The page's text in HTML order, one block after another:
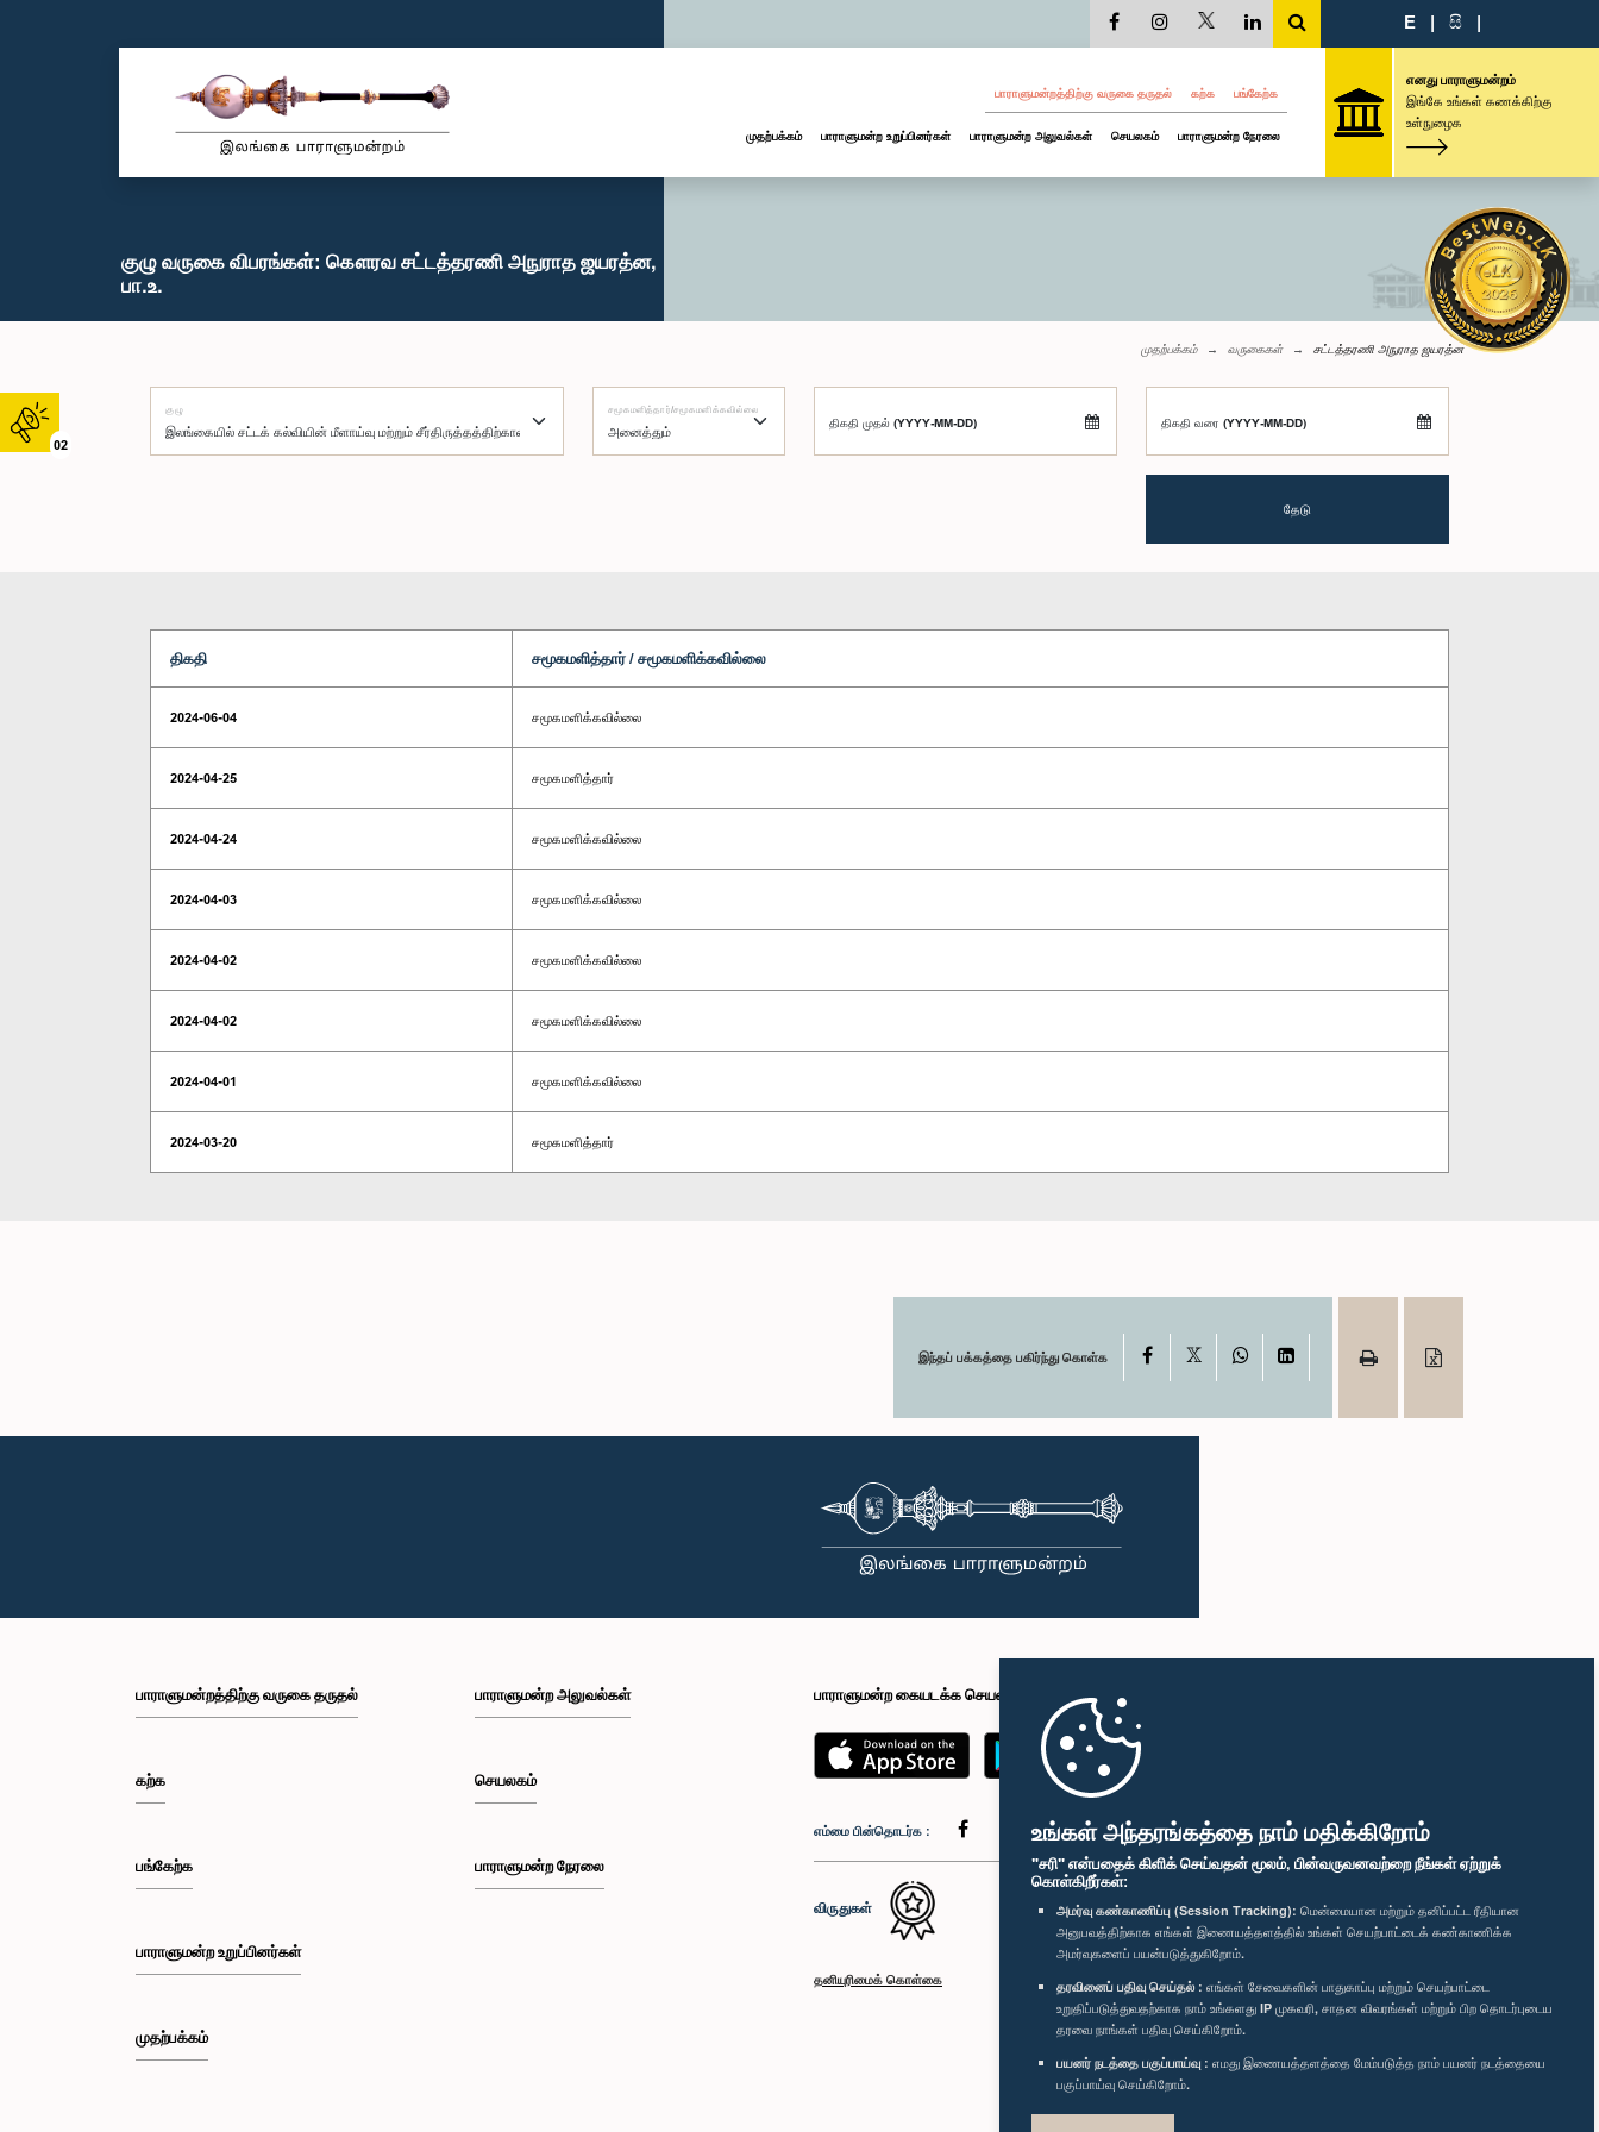
உங்கள் அந்தரங்கத்தை நாம் மதிக்கிறோம்
"சரி" என்பதைக் கிளிக் செய்வதன் மூலம், பின்வருவனவற்றை நீங்கள் ஏற்றுக்
கொள்கிறீர்கள்:
அமர்வு கண்காணிப்பு (Session Tracking): மென்மையான மற்றும் தனிப்பட்ட ரீதியான
அனுபவத்திற்காக எங்கள் இணையத்தளத்தில் உங்கள் செயற்பாட்டைக் கண்காணிக்க
அமர்வுகளைப் பயன்படுத்துகிறோம்.
தரவினைப் பதிவு செய்தல் : எங்கள் சேவைகளின் பாதுகாப்பு மற்றும் செயற்பாட்டை
உறுதிப்படுத்துவதற்காக நாம் உங்களது IP முகவரி, சாதன விவரங்கள் மற்றும் பிற தொடர்புடைய
தரவை நாங்கள் பதிவு செய்கிறோம்.
பயனர் நடத்தை பகுப்பாய்வு : எமது இணையத்தளத்தை மேம்படுத்த நாம் பயனர் நடத்தையை
பகுப்பாய்வு செய்கிறோம்.
02
E | සි |
பாராளுமன்றத்திற்கு வருகை தருதல் கற்க பங்கேற்க
முதற்பக்கம் பாராளுமன்ற உறுப்பினர்கள் பாராளுமன்ற அலுவல்கள் செயலகம் பாராளுமன்ற நேரலை
எனது பாராளுமன்றம்
இங்கே உங்கள் கணக்கிற்கு
உள்நுழைக
குழு வருகை விபரங்கள்: கௌரவ சட்டத்தரணி அநுராத ஜயரத்ன,
பா.உ.
முதற்பக்கம் வருகைகள் சட்டத்தரணி அநுராத ஜயரத்ன
குழு சமூகமளித்தார்/சமூகமளிக்கவில்லை
திகதி முதல் (YYYY-MM-DD) திகதி வரை (YYYY-MM-DD)
தேடு
திகதி சமூகமளித்தார் / சமூகமளிக்கவில்லை
2024-06-04 சமூகமளிக்கவில்லை
2024-04-25 சமூகமளித்தார்
2024-04-24 சமூகமளிக்கவில்லை
2024-04-03 சமூகமளிக்கவில்லை
2024-04-02 சமூகமளிக்கவில்லை
2024-04-02 சமூகமளிக்கவில்லை
2024-04-01 சமூகமளிக்கவில்லை
2024-03-20 சமூகமளித்தார்
இந்தப் பக்கத்தை பகிர்ந்து கொள்க Facebook WhatsAppLinkedIn
பாராளுமன்றத்திற்கு வருகை தருதல்
கற்க
பங்கேற்க
பாராளுமன்ற உறுப்பினர்கள்
முதற்பக்கம்
பாராளுமன்ற அலுவல்கள்
செயலகம்
பாராளுமன்ற நேரலை
பாராளுமன்ற கையடக்க செயலி
எம்மை பின்தொடர்க :
விருதுகள்
தனியுரிமைக் கொள்கை